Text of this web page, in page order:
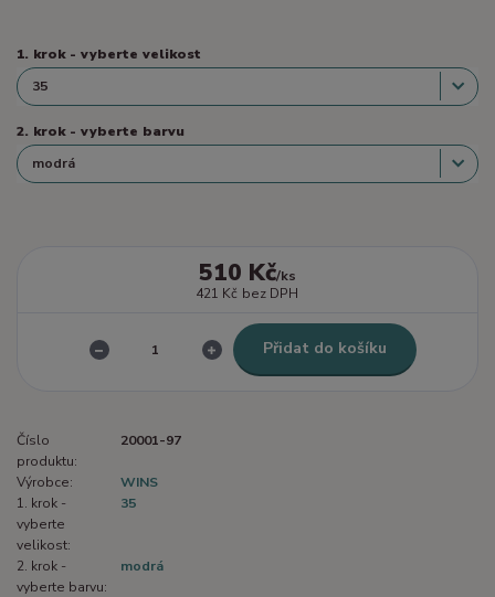
1. krok - vyberte velikost
2. krok - vyberte barvu
510 Kč/ks
421 Kč bez DPH
Přidat do košíku
Číslo
produktu:
20001-97
Výrobce:
WINS
1. krok -
vyberte
velikost:
35
2. krok -
vyberte barvu:
modrá